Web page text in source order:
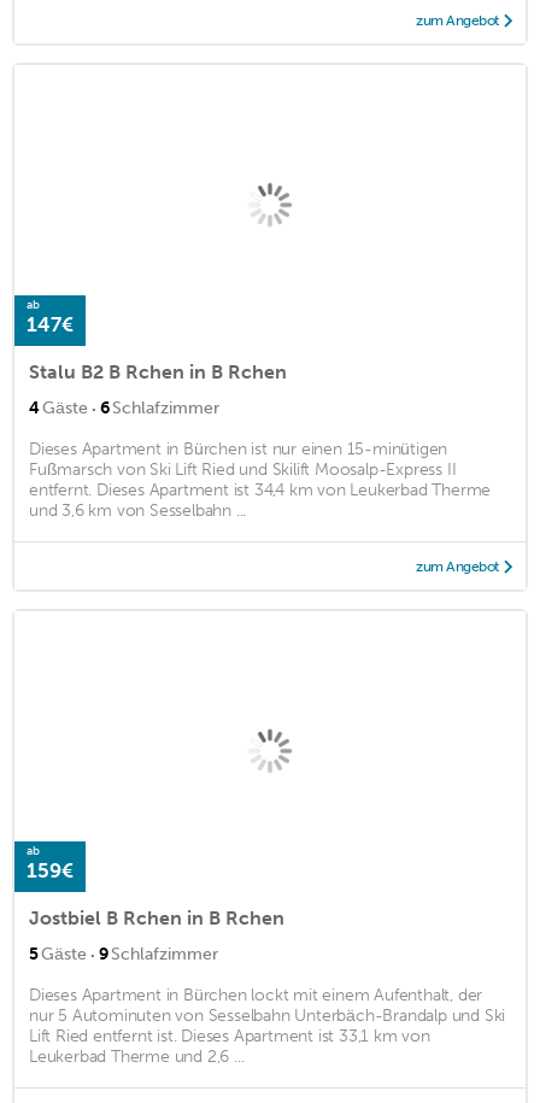
zum Angebot
ab
147€
Stalu B2 B Rchen in B Rchen
4Gäste · 6Schlafzimmer
Dieses Apartment in Bürchen ist nur einen 15-minütigen
Fußmarsch von Ski Lift Ried und Skilift Moosalp-Express II
entfernt. Dieses Apartment ist 34,4 km von Leukerbad Therme
und 3,6 km von Sesselbahn ...
zum Angebot
ab
159€
Jostbiel B Rchen in B Rchen
5Gäste · 9Schlafzimmer
Dieses Apartment in Bürchen lockt mit einem Aufenthalt, der
nur 5 Autominuten von Sesselbahn Unterbäch-Brandalp und Ski
Lift Ried entfernt ist. Dieses Apartment ist 33,1 km von
Leukerbad Therme und 2,6 ...